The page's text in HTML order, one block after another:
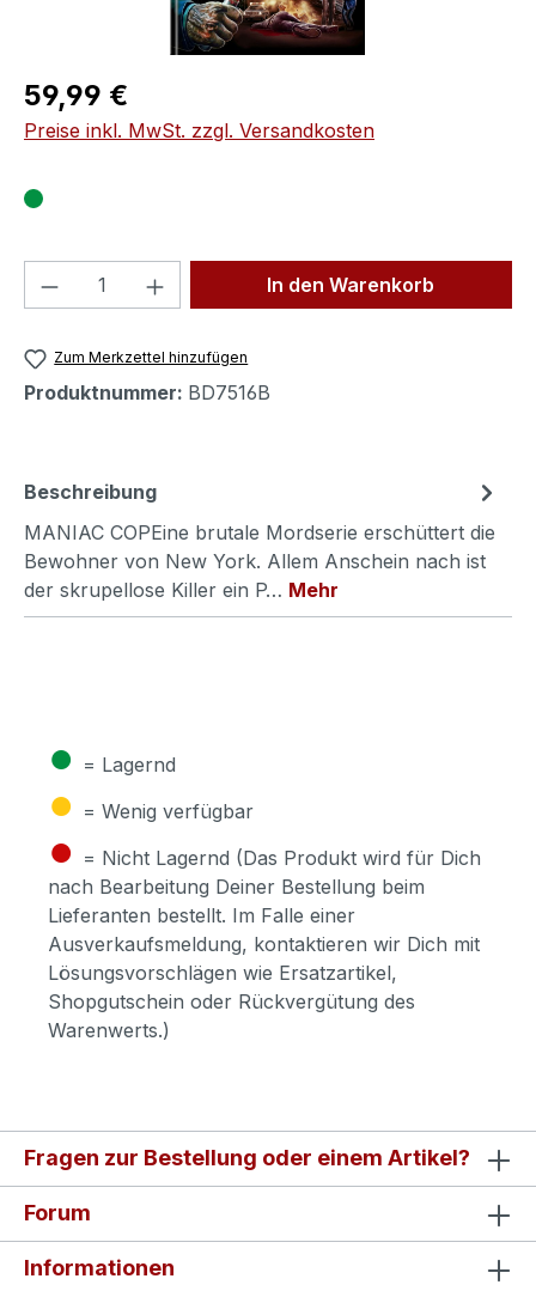
Regulärer Preis:
59,99 €
Preise inkl. MwSt. zzgl. Versandkosten
Produkt Anzahl: Gib denIn den Warenkorb
Zum Merkzettel hinzufügen
Produktnummer: BD7516B
Beschreibung
MANIAC COPEine brutale Mordserie erschüttert die
Bewohner von New York. Allem Anschein nach ist
der skrupellose Killer ein P… Mehr
● = Lagernd
● = Wenig verfügbar
● = Nicht Lagernd (Das Produkt wird für Dich
nach Bearbeitung Deiner Bestellung beim
Lieferanten bestellt. Im Falle einer
Ausverkaufsmeldung, kontaktieren wir Dich mit
Lösungsvorschlägen wie Ersatzartikel,
Shopgutschein oder Rückvergütung des
Warenwerts.)
Fragen zur Bestellung oder einem Artikel?
Forum
Informationen